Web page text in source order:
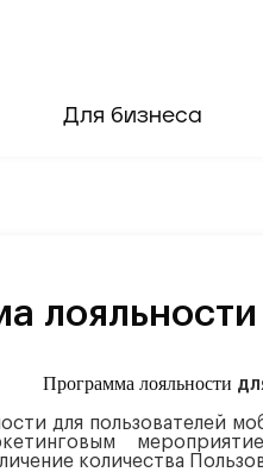
Для бизнеса
лояльности
Программа лояльности
для пользователей
количества